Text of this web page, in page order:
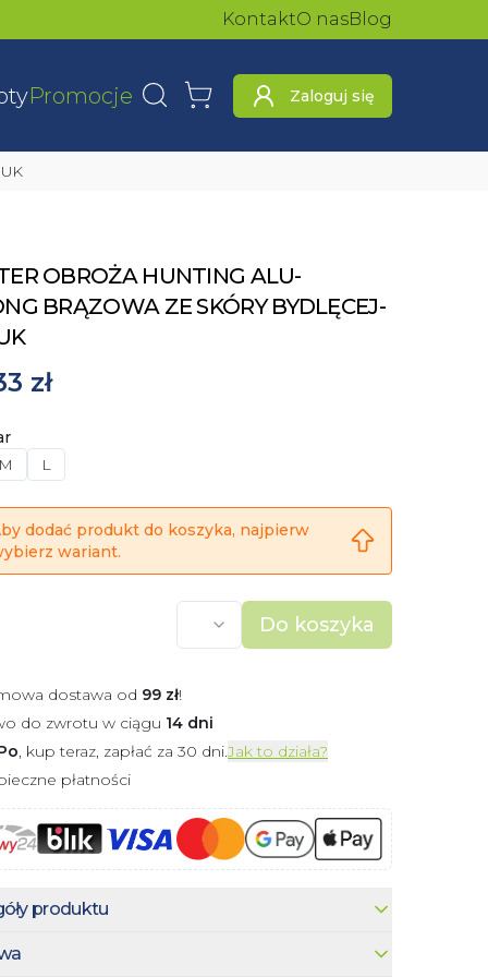
KontaktO nasBlog
Promocje WyszukajKoszyk Zaloguj się
OBROŻA HUNTING ALU-
BRĄZOWA ZE SKÓRY BYDLĘCEJ-
zł
L
dodać produkt do koszyka, najpierw
wariant.
Do koszyka
dostawa od 99 zł!
do zwrotu w ciągu 14 dni
, kup teraz, zapłać za 30 dni.Jak to działa?
płatności
produktu